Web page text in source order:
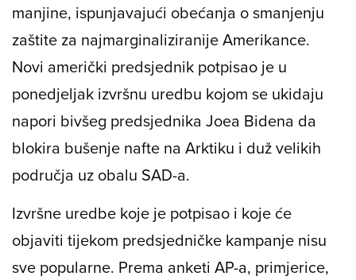
manjine, ispunjavajući obećanja o smanjenju
zaštite za najmarginaliziranije Amerikance.
Novi američki predsjednik potpisao je u
ponedjeljak izvršnu uredbu kojom se ukidaju
napori bivšeg predsjednika Joea Bidena da
blokira bušenje nafte na Arktiku i duž velikih
područja uz obalu SAD-a.
Izvršne uredbe koje je potpisao i koje će
objaviti tijekom predsjedničke kampanje nisu
sve popularne. Prema anketi AP-a, primjerice,